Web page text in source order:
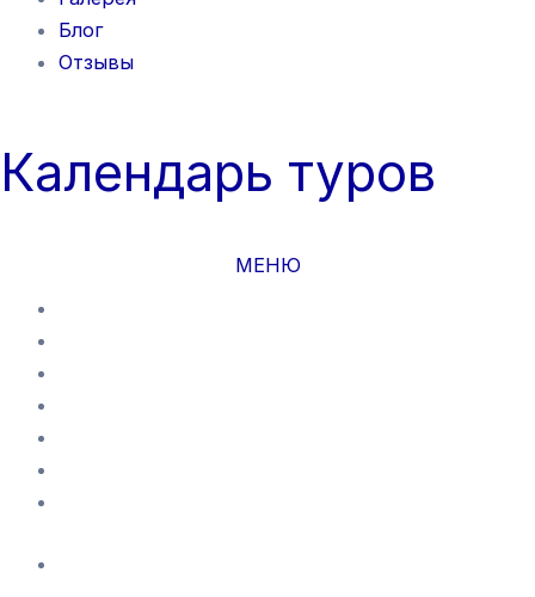
Блог
Отзывы
Календарь туров
МЕНЮ